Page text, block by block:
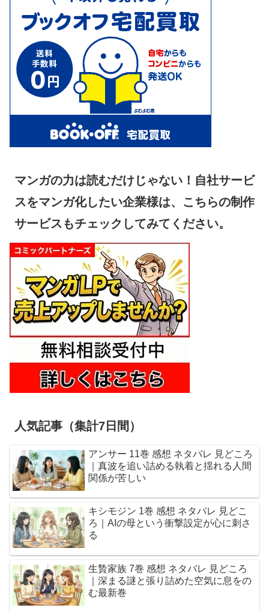
マンガの力は読むだけじゃない！自社サービ
スをマンガ化したい企業様は、こちらの制作
サービスもチェックしてみてください。
人気記事（集計7日間）
アンサー 11巻 感想 ネタバレ 見どころ
｜真波を追い詰める執着と揺れる人間
関係が苦しい
キシモジン 1巻 感想 ネタバレ 見どこ
ろ｜AIの母という衝撃設定が心に刺さ
る
生贄家族 7巻 感想 ネタバレ 見どころ
｜深まる謎と張り詰めた空気に息をの
む最新巻